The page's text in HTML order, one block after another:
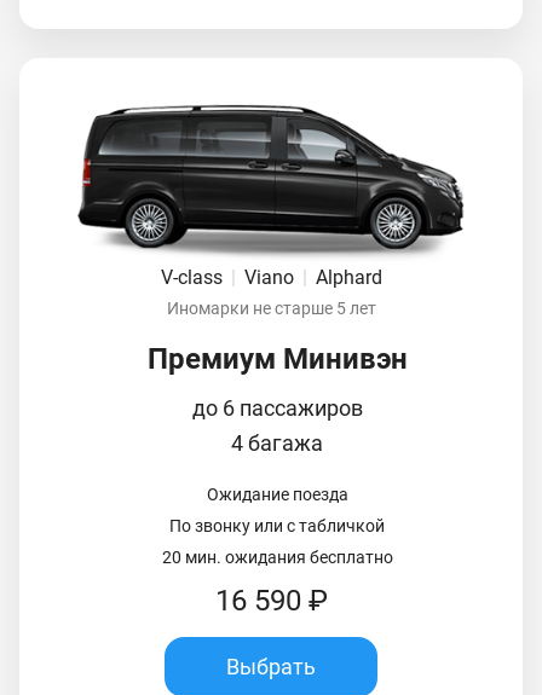
V-class | Viano | Alphard
Иномарки не старше 5 лет
Премиум Минивэн
до 6 пассажиров
4 багажа
Ожидание поезда
По звонку или с табличкой
20 мин. ожидания бесплатно
16 590 ₽
Выбрать